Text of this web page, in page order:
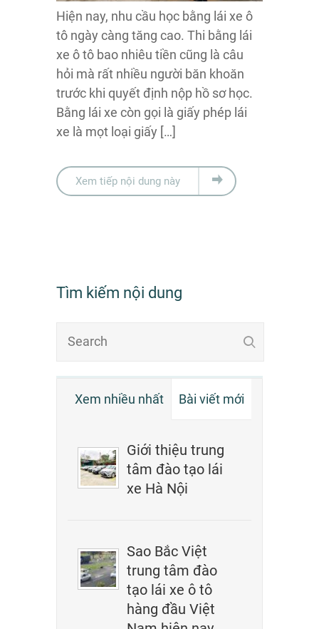
Hiện nay, nhu cầu học bằng lái xe ô
tô ngày càng tăng cao. Thi bằng lái
xe ô tô bao nhiêu tiền cũng là câu
hỏi mà rất nhiều người băn khoăn
trước khi quyết định nộp hồ sơ học.
Bằng lái xe còn gọi là giấy phép lái
xe là mọt loại giấy […]
Xem tiếp nội dung này
Tìm kiếm nội dung
Xem nhiều nhất Bài viết mới
Giới thiệu trung
tâm đào tạo lái
xe Hà Nội
Sao Bắc Việt
trung tâm đào
tạo lái xe ô tô
hàng đầu Việt